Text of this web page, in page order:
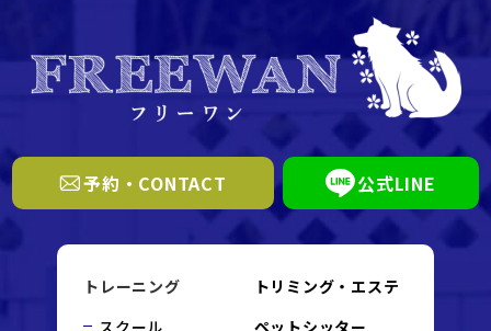
予約・CONTACT 公式LINE
トレーニング
スクール
トリミング・エステ
ペットシッター